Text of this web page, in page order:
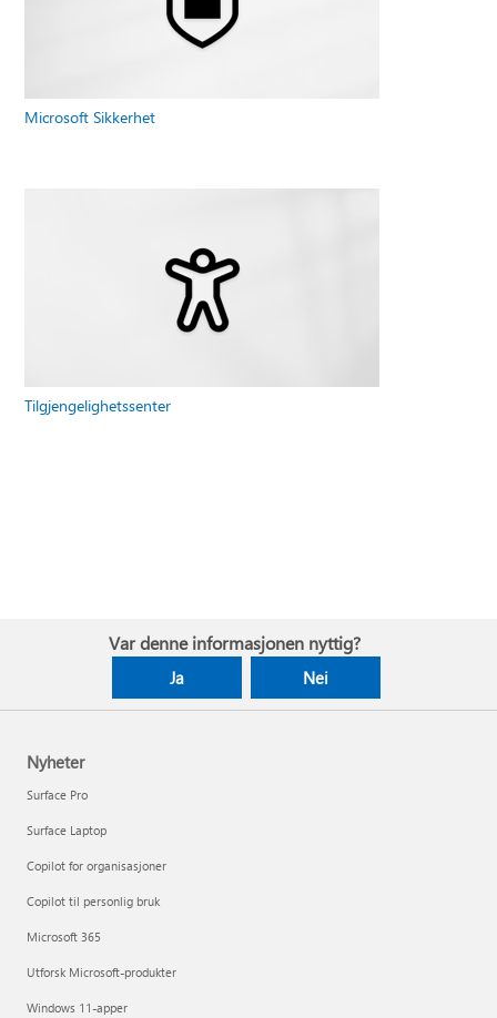
Microsoft Sikkerhet
Tilgjengelighetssenter
Var denne informasjonen nyttig?
Ja Nei
Nyheter
Surface Pro
Surface Laptop
Copilot for organisasjoner
Copilot til personlig bruk
Microsoft 365
Utforsk Microsoft-produkter
Windows 11-apper